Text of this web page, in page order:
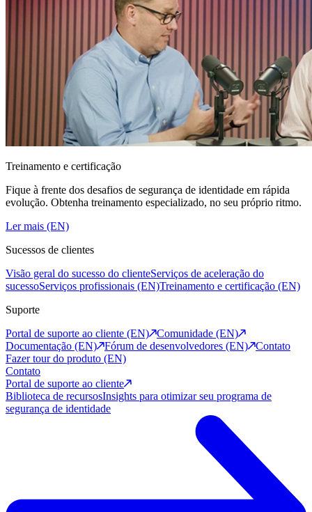
Treinamento e certificação
Fique à frente dos desafios de segurança de identidade em rápida
evolução. Obtenha treinamento especializado, no seu próprio ritmo.
Ler mais (EN)
Sucessos de clientes
Visão geral do sucesso do clienteServiços de aceleração do
sucessoServiços profissionais (EN)Treinamento e certificação (EN)
Suporte
Portal de suporte ao cliente (EN)
Comunidade (EN)
Documentação (EN)
Fórum de desenvolvedores (EN)
Contato
Fazer tour do produto (EN)
Contato
Portal de suporte ao cliente
Biblioteca de recursosInsights para otimizar seu programa de
segurança de identidade